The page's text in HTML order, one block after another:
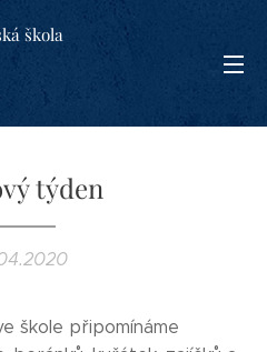
škola
týden
škole připomínáme